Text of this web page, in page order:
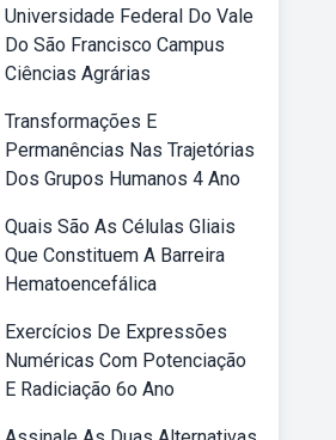
Universidade Federal Do Vale
Do São Francisco Campus
Ciências Agrárias
Transformações E
Permanências Nas Trajetórias
Dos Grupos Humanos 4 Ano
Quais São As Células Gliais
Que Constituem A Barreira
Hematoencefálica
Exercícios De Expressões
Numéricas Com Potenciação
E Radiciação 6o Ano